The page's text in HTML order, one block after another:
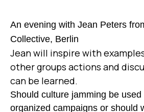
An evening with Jean Peters
Collective, Berlin
Jean will inspire with
other groups actions and
can be learned.
Should culture jamming be
organized campaigns or should